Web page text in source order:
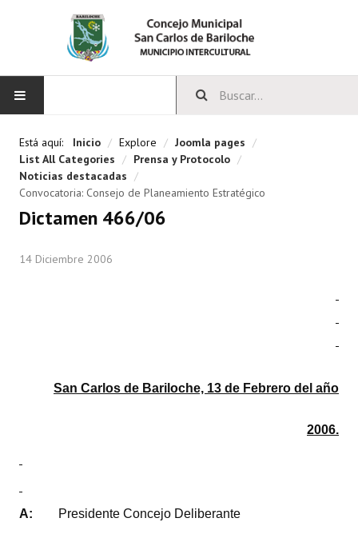
CONCEJO
Bloques Políticos
Carta Orgánica 2007
Está aquí: Inicio / Explore / Joomla pages /
List All Categories / Prensa y Protocolo /
Noticias destacadas /
Convocatoria: Consejo de Planeamiento Estratégico
Dictamen 466/06
14 Diciembre 2006
San Carlos de Bariloche, 13 de Febrero del año
2006.
A: Presidente Concejo Deliberante